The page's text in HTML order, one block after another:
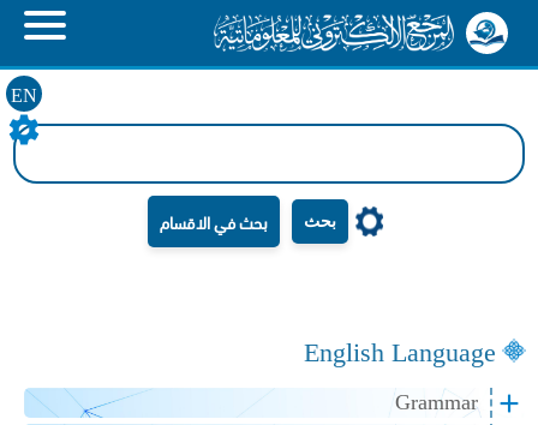
EN
بحث
English Language
Grammar